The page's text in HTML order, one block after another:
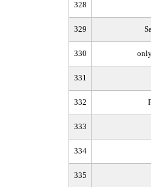
328
329
330
331
332
333
334
335